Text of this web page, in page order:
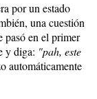
por un estado
una cuestión
pasó en el primer
y diga: "pah, este
automáticamente